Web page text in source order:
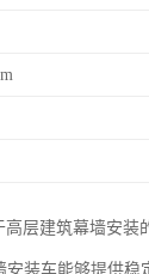
层建筑幕墙安装
安装车能够提供